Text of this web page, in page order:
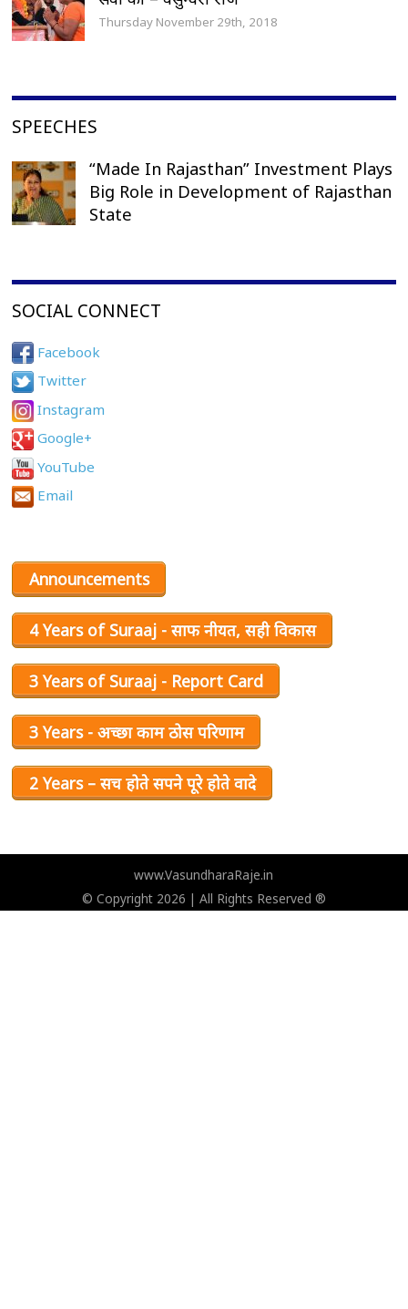
Thursday November 29th, 2018
SPEECHES
“Made In Rajasthan” Investment Plays
Big Role in Development of Rajasthan
State
SOCIAL CONNECT
Facebook
Twitter
Instagram
Google+
YouTube
Email
Announcements
4 Years of Suraaj - साफ नीयत, सही विकास
3 Years of Suraaj - Report Card
3 Years - अच्छा काम ठोस परिणाम
2 Years – सच होते सपने पूरे होते वादे
www.VasundharaRaje.in
© Copyright 2026 | All Rights Reserved ®